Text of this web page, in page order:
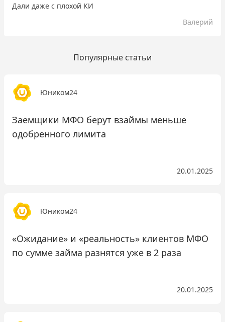
Дали даже с плохой КИ
Валерий
Популярные статьи
Юником24
Заемщики МФО берут взаймы меньше
одобренного лимита
20.01.2025
Юником24
«Ожидание» и «реальность» клиентов МФО
по сумме займа разнятся уже в 2 раза
20.01.2025